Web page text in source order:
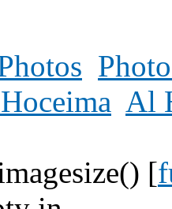
Al
[